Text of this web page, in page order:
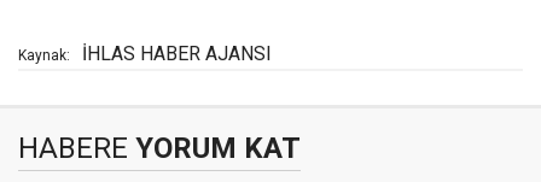
Kaynak: İHLAS HABER AJANSI
HABERE YORUM KAT